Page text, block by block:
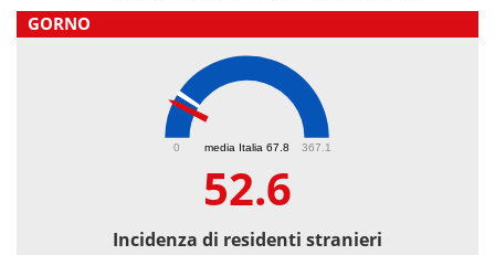
GORNO
media Italia 67.8
0 367.1
52.6
Incidenza di residenti stranieri